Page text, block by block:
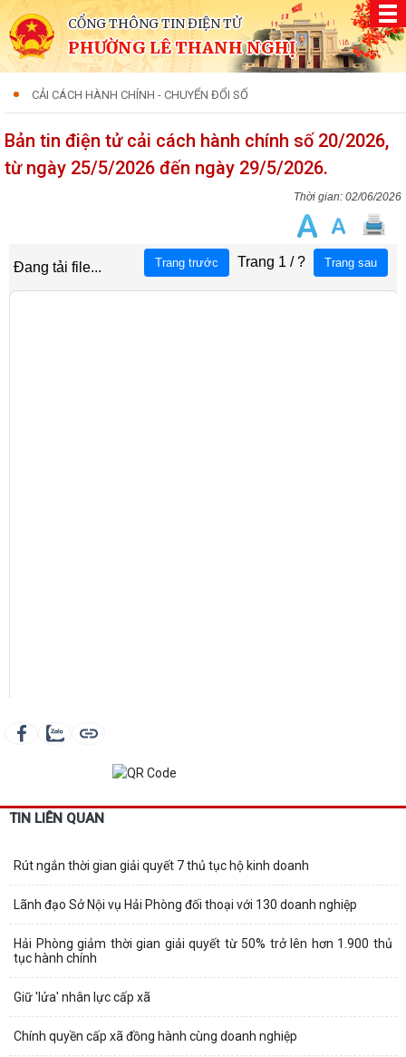
CỔNG THÔNG TIN ĐIỆN TỬ
PHƯỜNG LÊ THANH NGHỊ
CẢI CÁCH HÀNH CHÍNH - CHUYỂN ĐỔI SỐ
Bản tin điện tử cải cách hành chính số 20/2026,
từ ngày 25/5/2026 đến ngày 29/5/2026.
02/06/2026
TIN LIÊN QUAN
Rút ngắn thời gian giải quyết 7 thủ tục hộ kinh doanh
Lãnh đạo Sở Nội vụ Hải Phòng đối thoại với 130 doanh nghiệp
Hải Phòng giảm thời gian giải quyết từ 50% trở lên hơn 1.900 thủ
tục hành chính
Giữ 'lửa' nhân lực cấp xã
Chính quyền cấp xã đồng hành cùng doanh nghiệp